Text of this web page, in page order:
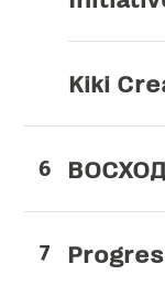
Kiki
ВОСХОД